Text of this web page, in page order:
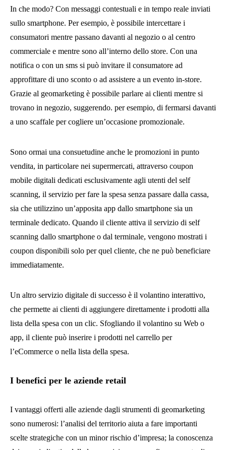
In che modo? Con messaggi contestuali e in tempo reale inviati
sullo smartphone. Per esempio, è possibile intercettare i
consumatori mentre passano davanti al negozio o al centro
commerciale e mentre sono all’interno dello store. Con una
notifica o con un sms si può invitare il consumatore ad
approfittare di uno sconto o ad assistere a un evento in-store.
Grazie al geomarketing è possibile parlare ai clienti mentre si
trovano in negozio, suggerendo. per esempio, di fermarsi davanti
a uno scaffale per cogliere un’occasione promozionale.
Sono ormai una consuetudine anche le promozioni in punto
vendita, in particolare nei supermercati, attraverso coupon
mobile digitali dedicati esclusivamente agli utenti del self
scanning, il servizio per fare la spesa senza passare dalla cassa,
sia che utilizzino un’apposita app dallo smartphone sia un
terminale dedicato. Quando il cliente attiva il servizio di self
scanning dallo smartphone o dal terminale, vengono mostrati i
coupon disponibili solo per quel cliente, che ne può beneficiare
immediatamente.
Un altro servizio digitale di successo è il volantino interattivo,
che permette ai clienti di aggiungere direttamente i prodotti alla
lista della spesa con un clic. Sfogliando il volantino su Web o
app, il cliente può inserire i prodotti nel carrello per
l’eCommerce o nella lista della spesa.
I benefici per le aziende retail
I vantaggi offerti alle aziende dagli strumenti di geomarketing
sono numerosi: l’analisi del territorio aiuta a fare importanti
scelte strategiche con un minor rischio d’impresa; la conoscenza